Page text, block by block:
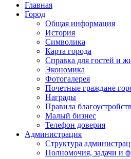
Главная
Город
Общая информация
История
Символика
Карта города
Справка для гостей и
Экономика
Фотогалерея
Почетные граждане
Награды
Правила
Малый бизнес
Телефон доверия
Администрация
Структура
Полномочия, задачи и